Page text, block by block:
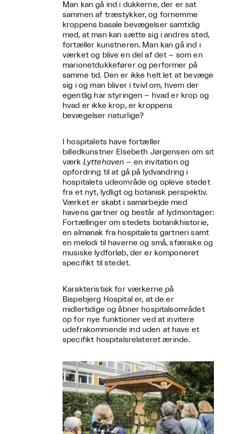
Man kan gå ind i dukkerne, der er sat
sammen af træstykker, og fornemme
kroppens basale bevægelser samtidig
med, at man kan sætte sig i andres sted,
fortæller kunstneren. Man kan gå ind i
værket og blive en del af det – som en
marionetdukkefører og performer på
samme tid. Den er ikke helt let at bevæge
sig i og man bliver i tvivl om, hvem der
egentlig har styringen – hvad er krop og
hvad er ikke krop, er kroppens
bevægelser naturlige?
I hospitalets have fortæller
billedkunstner Elsebeth Jørgensen om sit
værk Lyttehaven – en invitation og
opfordring til at gå på lydvandring i
hospitalets udeområde og opleve stedet
fra et nyt, lydligt og botanisk perspektiv.
Værket er skabt i samarbejde med
havens gartner og består af lydmontager:
Fortællinger om stedets botanikhistorie,
en almanak fra hospitalets gartneri samt
en melodi til haverne og små, sfæriske og
musiske lydforløb, der er komponeret
specifikt til stedet.
Karakteristisk for værkerne på
Bispebjerg Hospital er, at de er
midlertidige og åbner hospitalsområdet
op for nye funktioner ved at invitere
udefrakommende ind uden at have et
specifikt hospitalsrelateret ærinde.